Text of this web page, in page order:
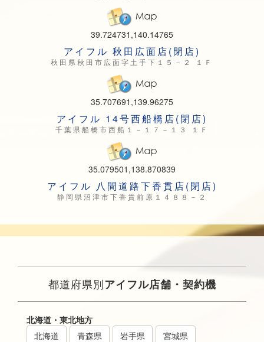
39.724731,140.14765
アイフル 秋田広面店(閉店)
秋田県秋田市広面字土手下１５－２ １Ｆ
35.707691,139.96275
アイフル 14号西船橋店(閉店)
千葉県船橋市西船１－１７－１３ １Ｆ
35.079501,138.870839
アイフル 八間道路下香貫店(閉店)
静岡県沼津市下香貫前原１４８８－２
都道府県別アイフル店舗・契約機
北海道・東北地方
北海道
青森県 岩手県
宮城県